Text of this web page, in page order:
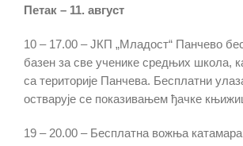
Петак – 11. август
10 – 17.00 – ЈКП „Младост“ Панчево
базен за све ученике средњих школа,
са територије Панчева. Бесплатни
остварује се показивањем ђачке
19 – 20.00 – Бесплатна вожња